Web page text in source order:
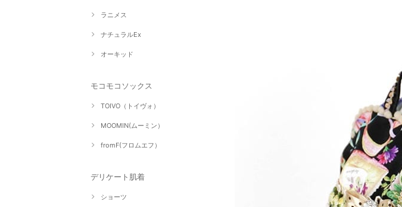
ラニメス
ナチュラルEx
オーキッド
モコモコソックス
TOIVO（トイヴォ）
MOOMIN(ムーミン）
fromF(フロムエフ）
デリケート肌着
ショーツ